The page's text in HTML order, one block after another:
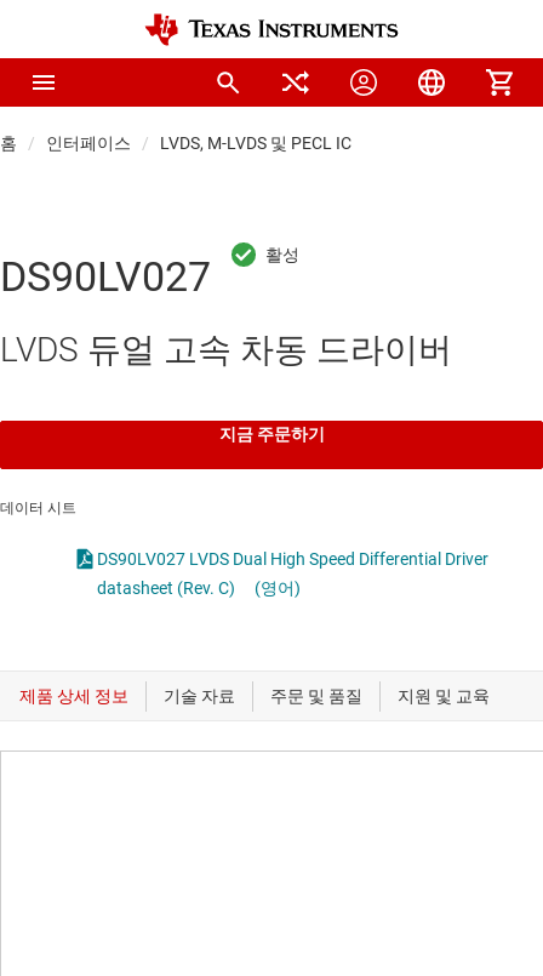
홈 인터페이스 LVDS, M-LVDS 및 PECL IC
DS90LV027
LVDS 듀얼 고속 차동 드라이버
지금 주문하기
데이터 시트
DS90LV027 LVDS Dual High Speed Differential Driver
datasheet (Rev. C)
(영어)